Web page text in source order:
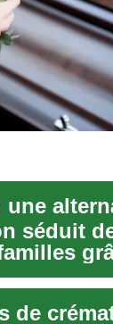
séduit
coût